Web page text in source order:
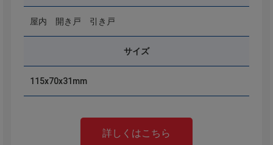
屋内 開き戸 引き戸
サイズ
115x70x31mm
詳しくはこちら